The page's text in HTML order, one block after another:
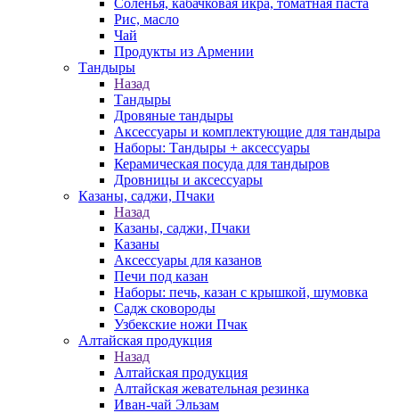
Соленья, кабачковая икра, томатная паста
Рис, масло
Чай
Продукты из Армении
Тандыры
Назад
Тандыры
Дровяные тандыры
Аксессуары и комплектующие для тандыра
Наборы: Тандыры + аксессуары
Керамическая посуда для тандыров
Дровницы и аксессуары
Казаны, саджи, Пчаки
Назад
Казаны, саджи, Пчаки
Казаны
Аксессуары для казанов
Печи под казан
Наборы: печь, казан с крышкой, шумовка
Садж сковороды
Узбекские ножи Пчак
Алтайская продукция
Назад
Алтайская продукция
Алтайская жевательная резинка
Иван-чай Эльзам